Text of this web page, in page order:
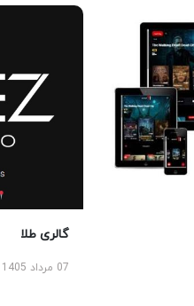
گالری طلا
07 مرداد 1405